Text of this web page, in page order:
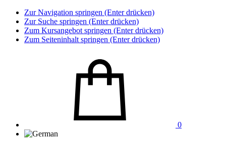
Zur Navigation springen (Enter drücken)
Zur Suche springen (Enter drücken)
Zum Kursangebot springen (Enter drücken)
Zum Seiteninhalt springen (Enter drücken)
0